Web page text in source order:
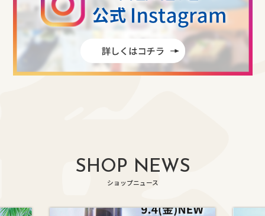
SHOP NEWS
ショップニュース